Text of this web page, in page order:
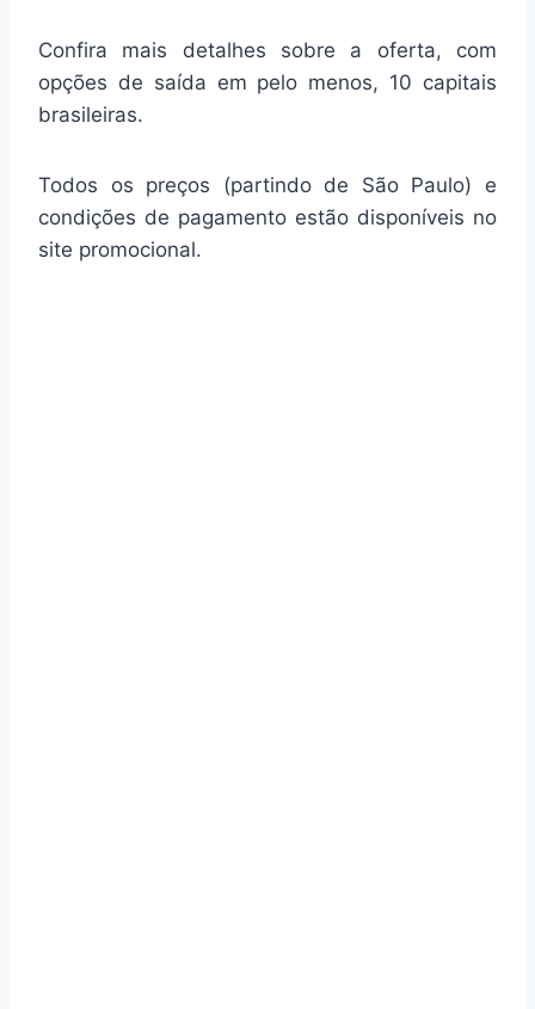
Confira mais detalhes sobre a oferta, com
opções de saída em pelo menos, 10 capitais
brasileiras.
Todos os preços (partindo de São Paulo) e
condições de pagamento estão disponíveis no
site promocional.